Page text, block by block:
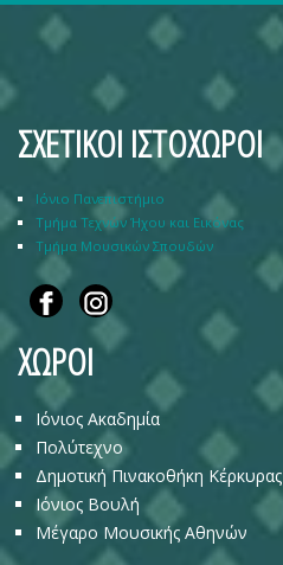
ΣΧΕΤΙΚΟΙ ΙΣΤΟΧΩΡΟΙ
Ιόνιο Πανεπιστήμιο
Τμήμα Τεχνών Ήχου και Εικόνας
Τμήμα Μουσικών Σπουδών
ΧΩΡΟΙ
Ιόνιος Ακαδημία
Πολύτεχνο
Δημοτική Πινακοθήκη Κέρκυρας
Ιόνιος Βουλή
Μέγαρο Μουσικής Αθηνών